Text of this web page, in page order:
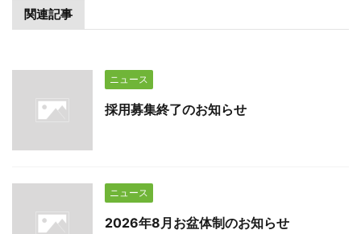
関連記事
ニュース
採用募集終了のお知らせ
ニュース
2026年8月お盆体制のお知らせ